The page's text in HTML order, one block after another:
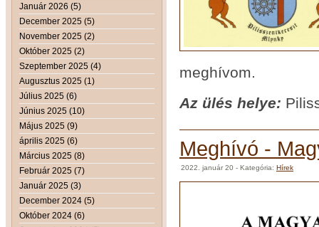
Január 2026 (5)
December 2025 (5)
November 2025 (2)
Október 2025 (2)
Szeptember 2025 (4)
Augusztus 2025 (1)
Július 2025 (6)
Június 2025 (10)
Május 2025 (9)
április 2025 (6)
Március 2025 (8)
Február 2025 (7)
Január 2025 (3)
December 2024 (5)
Október 2024 (6)
meghívom.
Az ülés helye:
Meghívó -
2022. január 20 - Kategória: Hírek